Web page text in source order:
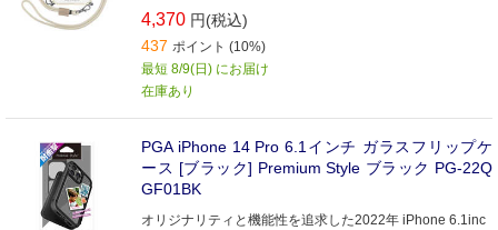
整できるスライダー付きです。
4,370 円(税込)
437 ポイント (10%)
最短 8/9(日) にお届け
在庫あり
PGA iPhone 14 Pro 6.1インチ ガラスフリップケ
ース [ブラック] Premium Style ブラック PG-22Q
GF01BK
オリジナリティと機能性を追求した2022年 iPhone 6.1inc